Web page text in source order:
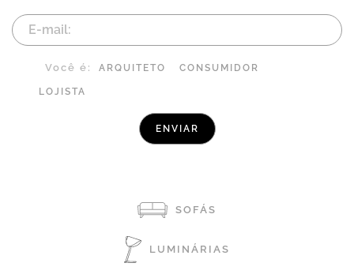
Você é: ARQUITETO CONSUMIDOR
LOJISTA
SOFÁS
LUMINÁRIAS